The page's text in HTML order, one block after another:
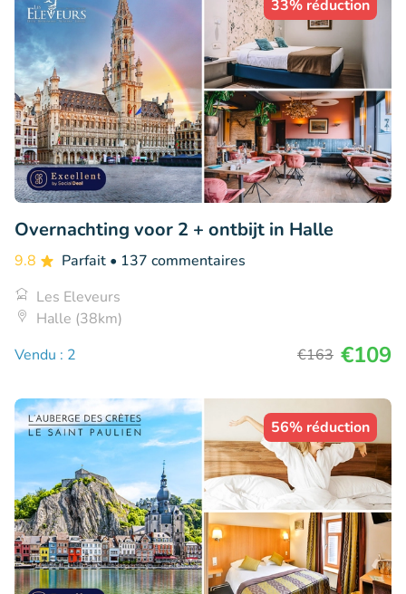
33% réduction
Overnachting voor 2 + ontbijt in Halle
9.8 Parfait • 137 commentaires
Les Eleveurs
Halle (38km)
Vendu : 2
€163 €109
56% réduction